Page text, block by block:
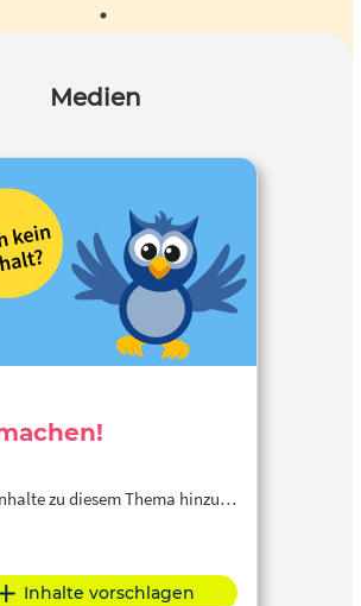
Medien
zu diesem Thema hinzu…
Inhalte vorschlagen